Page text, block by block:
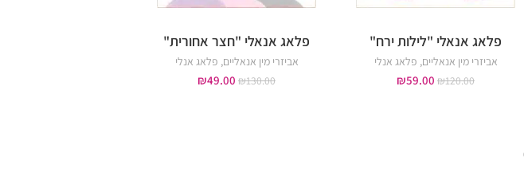
פלאג אנאלי "לילות ירח"
אביזרי מין אנאליים, פלאג אנלי
₪120.00
₪59.00
פלאג אנאלי "חצר אחורית"
אביזרי מין אנאליים, פלאג אנלי
₪130.00
₪49.00